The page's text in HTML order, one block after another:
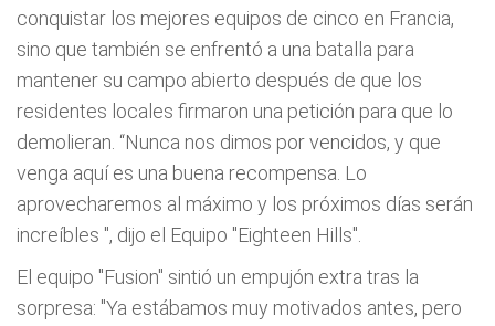
conquistar los mejores equipos de cinco en Francia,
sino que también se enfrentó a una batalla para
mantener su campo abierto después de que los
residentes locales firmaron una petición para que lo
demolieran. “Nunca nos dimos por vencidos, y que
venga aquí es una buena recompensa. Lo
aprovecharemos al máximo y los próximos días serán
increíbles ", dijo el Equipo "Eighteen Hills".
El equipo "Fusion" sintió un empujón extra tras la
sorpresa: "Ya estábamos muy motivados antes, pero